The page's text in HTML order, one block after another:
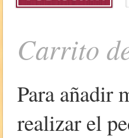
Carrito
Para añadir
realizar el